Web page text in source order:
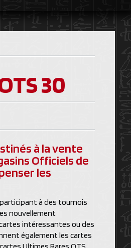
30
à la vente
Officiels de
les
participant à des tournois
nouvellement
intéressantes ou des
également les cartes